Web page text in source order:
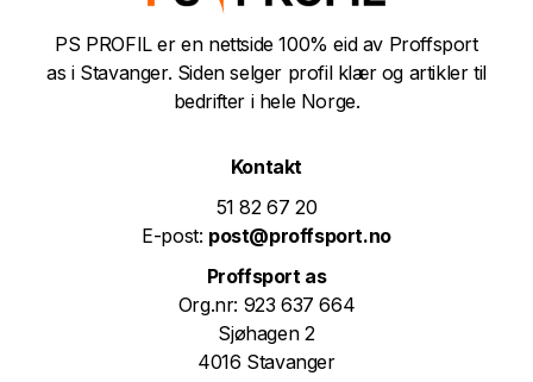
PS PROFIL er en nettside 100% eid av Proffsport
as i Stavanger. Siden selger profil klær og artikler til
bedrifter i hele Norge.
Kontakt
51 82 67 20
E-post: post@proffsport.no
Proffsport as
Org.nr: 923 637 664
Sjøhagen 2
4016 Stavanger